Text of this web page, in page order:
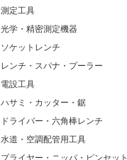
測定工具
光学・精密測定機器
ソケットレンチ
レンチ・スパナ・プーラー
電設工具
ハサミ・カッター・鋸
ドライバー・六角棒レンチ
水道・空調配管用工具